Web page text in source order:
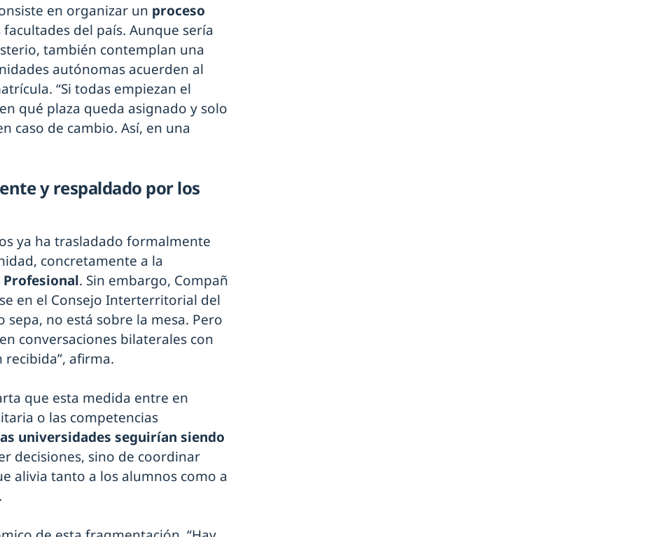
en organizar un proceso
del país. Aunque sería
también contemplan una
autónomas acuerden al
“Si todas empiezan el
qué plaza queda asignado y solo
caso de cambio. Así, en una
y respaldado por los
ya ha trasladado formalmente
concretamente a la
Profesional. Sin embargo, Compañ
en el Consejo Interterritorial del
sepa, no está sobre la mesa. Pero
conversaciones bilaterales con
afirma.
que esta medida entre en
o las competencias
universidades seguirían siendo
decisiones, sino de coordinar
alivia tanto a los alumnos como a